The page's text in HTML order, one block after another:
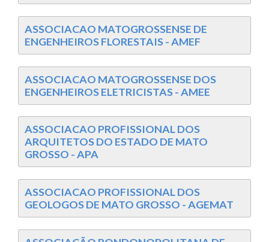
ASSOCIACAO MATOGROSSENSE DE
ENGENHEIROS FLORESTAIS - AMEF
ASSOCIACAO MATOGROSSENSE DOS
ENGENHEIROS ELETRICISTAS - AMEE
ASSOCIACAO PROFISSIONAL DOS
ARQUITETOS DO ESTADO DE MATO
GROSSO - APA
ASSOCIACAO PROFISSIONAL DOS
GEOLOGOS DE MATO GROSSO - AGEMAT